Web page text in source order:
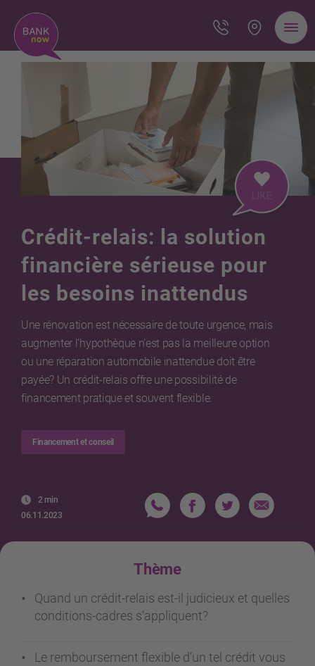
Crédit-relais: la solution
financière sérieuse pour
les besoins inattendus
Une rénovation est nécessaire de toute urgence, mais
augmenter l’hypothèque n'est pas la meilleure option
ou une réparation automobile inattendue doit être
payée? Un crédit-relais offre une possibilité de
financement pratique et souvent flexible.
Financement et conseil
2 min
06.11.2023
Thème
Quand un crédit-relais est-il judicieux et quelles
conditions-cadres s’appliquent?
Le remboursement flexible d’un tel crédit vous